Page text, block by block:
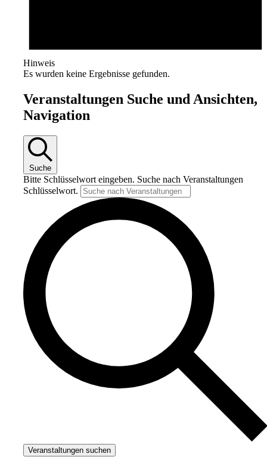
Hinweis
Es wurden keine Ergebnisse gefunden.
Veranstaltungen Suche und Ansichten,
Navigation
Suche
Bitte Schlüsselwort eingeben. Suche nach Veranstaltungen
Schlüsselwort.
Veranstaltungen suchen